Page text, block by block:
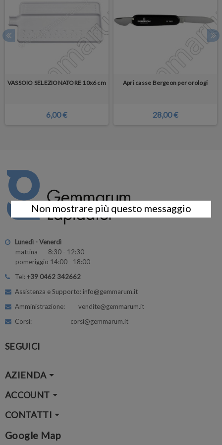
VASSOIO SELEZIONATORE 10x6 cm
6,00 €
Apri casse Bergeon per orologi
28,00 €
Lunedì - Venerdì
mattina 8:30 - 12:30
pomeriggio 14:00 - 18:00
Tel:+39 0462 342662
Assistenza e Supporto: info@gemmarum.it
Amministrazione: vendite@gemmarum.it
Corsi: corsi@gemmarum.it
SEGUICI
AZIENDA
ACCOUNT
CONTATTI
Google Map
Non mostrare più questo messaggio